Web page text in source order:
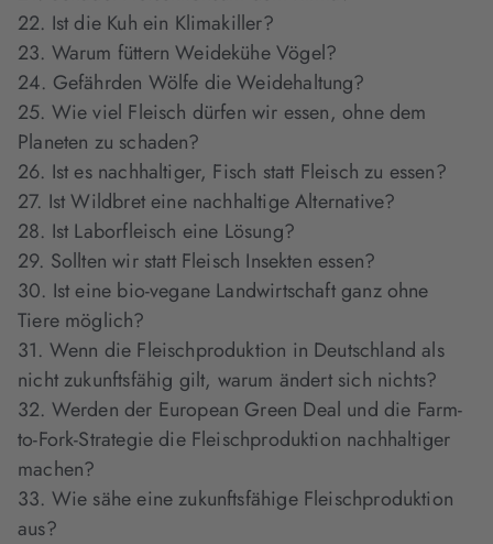
22. Ist die Kuh ein Klimakiller?
23. Warum füttern Weidekühe Vögel?
24. Gefährden Wölfe die Weidehaltung?
25. Wie viel Fleisch dürfen wir essen, ohne dem
Planeten zu schaden?
26. Ist es nachhaltiger, Fisch statt Fleisch zu essen?
27. Ist Wildbret eine nachhaltige Alternative?
28. Ist Laborfleisch eine Lösung?
29. Sollten wir statt Fleisch Insekten essen?
30. Ist eine bio-vegane Landwirtschaft ganz ohne
Tiere möglich?
31. Wenn die Fleischproduktion in Deutschland als
nicht zukunftsfähig gilt, warum ändert sich nichts?
32. Werden der European Green Deal und die Farm-
to-Fork-Strategie die Fleischproduktion nachhaltiger
machen?
33. Wie sähe eine zukunftsfähige Fleischproduktion
aus?